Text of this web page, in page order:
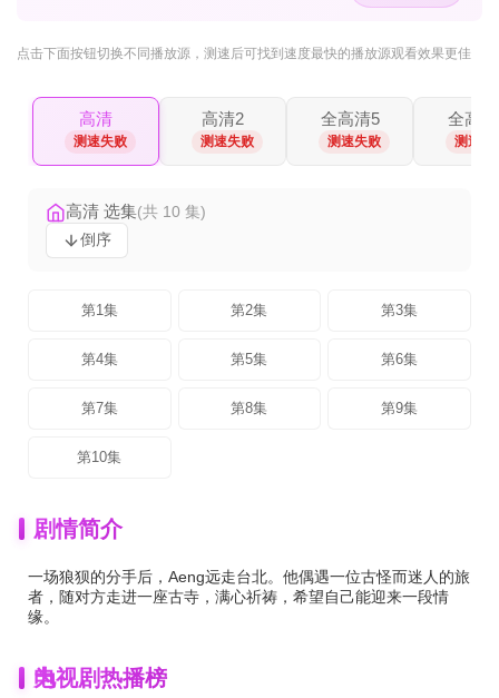
点击下面按钮切换不同播放源 ，测速后可找到速度最快的播放源观看效果更佳
高清
测速失败
高清2
测速失败
全高清5
测速失败
全高
测速失
高清 选集(共 10 集)
倒序
第1集 第2集 第3集
第4集 第5集 第6集
第7集 第8集 第9集
第10集
剧情简介
一场狼狈的分手后，Aeng远走台北。他偶遇一位古怪而迷人的旅
者，随对方走进一座古寺，满心祈祷，希望自己能迎来一段情
缘。
为
电视剧热播榜